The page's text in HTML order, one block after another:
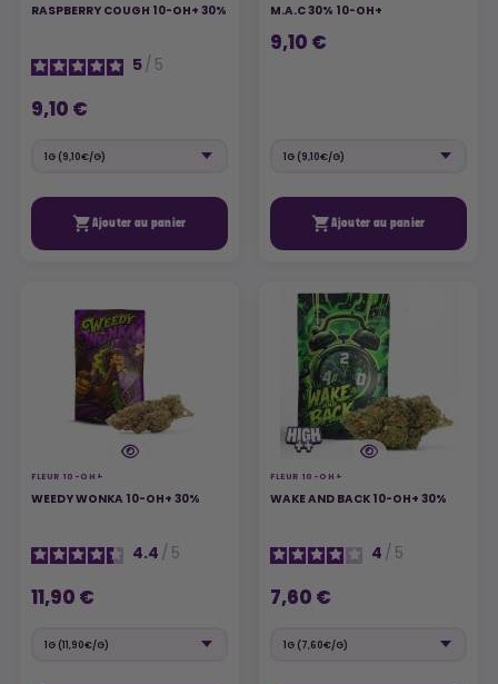
RASPBERRY COUGH 10-OH+ 30%
5/ 5
9,10 €
Ajouter au panier
M.A.C 30% 10-OH+
9,10 €
Ajouter au panier
FLEUR 10-OH+
WEEDY WONKA 10-OH+ 30%
4.4 / 5
11,90 €
FLEUR 10-OH+
WAKE AND BACK 10-OH+ 30%
4 / 5
7,60 €